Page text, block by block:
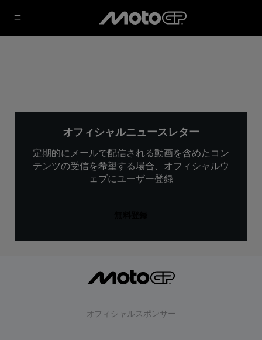
オフィシャルニュースレター
定期的にメールで配信される動画を含めたコン
テンツの受信を希望する場合、オフィシャルウ
ェブにユーザー登録
オフィシャルスポンサー